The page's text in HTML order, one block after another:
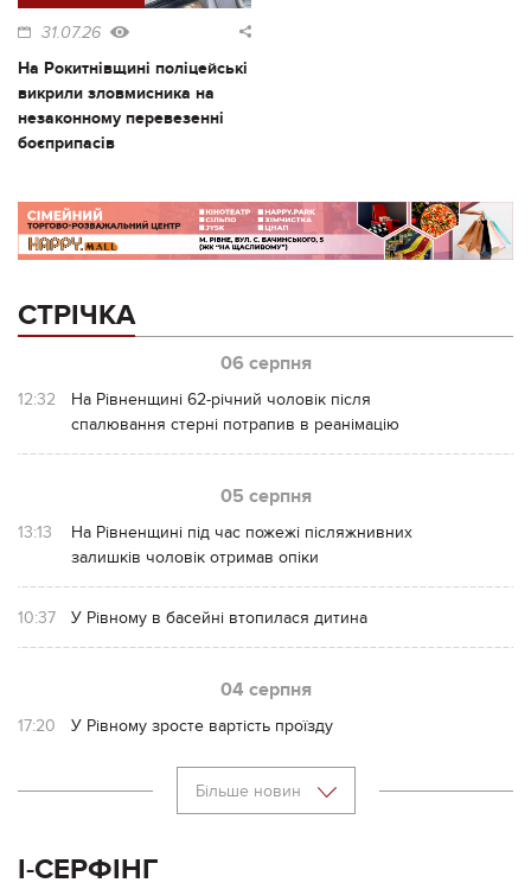
31.07.26
На Рокитнівщині поліцейські
викрили зловмисника на
незаконному перевезенні
боєприпасів
СТРІЧКА
06 серпня
12:32
На Рівненщині 62-річний чоловік після
спалювання стерні потрапив в реанімацію
05 серпня
13:13
На Рівненщині під час пожежі післяжнивних
залишків чоловік отримав опіки
10:37 У Рівному в басейні втопилася дитина
04 серпня
17:20 У Рівному зросте вартість проїзду
Більше новин
І-СЕРФІНГ